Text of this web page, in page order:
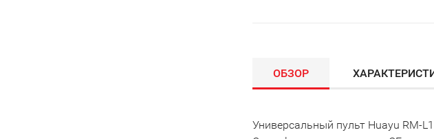
ОБЗОР
Универсальный пульт Huayu RM-